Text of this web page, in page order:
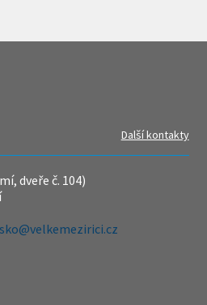
Další kontakty
dveře č. 104)